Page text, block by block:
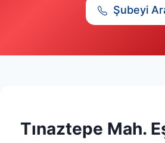
Şubeyi
Tınaztepe Mah.